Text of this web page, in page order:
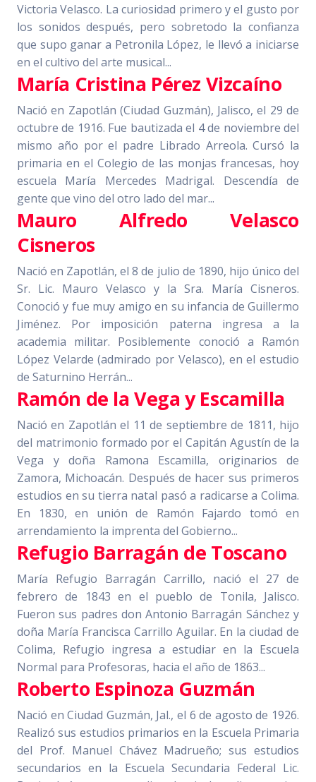
Victoria Velasco. La curiosidad primero y el gusto por
los sonidos después, pero sobretodo la confianza
que supo ganar a Petronila López, le llevó a iniciarse
en el cultivo del arte musical...
María Cristina Pérez Vizcaíno
Nació en Zapotlán (Ciudad Guzmán), Jalisco, el 29 de
octubre de 1916. Fue bautizada el 4 de noviembre del
mismo año por el padre Librado Arreola. Cursó la
primaria en el Colegio de las monjas francesas, hoy
escuela María Mercedes Madrigal. Descendía de
gente que vino del otro lado del mar...
Mauro Alfredo Velasco
Cisneros
Nació en Zapotlán, el 8 de julio de 1890, hijo único del
Sr. Lic. Mauro Velasco y la Sra. María Cisneros.
Conoció y fue muy amigo en su infancia de Guillermo
Jiménez. Por imposición paterna ingresa a la
academia militar. Posiblemente conoció a Ramón
López Velarde (admirado por Velasco), en el estudio
de Saturnino Herrán...
Ramón de la Vega y Escamilla
Nació en Zapotlán el 11 de septiembre de 1811, hijo
del matrimonio formado por el Capitán Agustín de la
Vega y doña Ramona Escamilla, originarios de
Zamora, Michoacán. Después de hacer sus primeros
estudios en su tierra natal pasó a radicarse a Colima.
En 1830, en unión de Ramón Fajardo tomó en
arrendamiento la imprenta del Gobierno...
Refugio Barragán de Toscano
María Refugio Barragán Carrillo, nació el 27 de
febrero de 1843 en el pueblo de Tonila, Jalisco.
Fueron sus padres don Antonio Barragán Sánchez y
doña María Francisca Carrillo Aguilar. En la ciudad de
Colima, Refugio ingresa a estudiar en la Escuela
Normal para Profesoras, hacia el año de 1863...
Roberto Espinoza Guzmán
Nació en Ciudad Guzmán, Jal., el 6 de agosto de 1926.
Realizó sus estudios primarios en la Escuela Primaria
del Prof. Manuel Chávez Madrueño; sus estudios
secundarios en la Escuela Secundaria Federal Lic.